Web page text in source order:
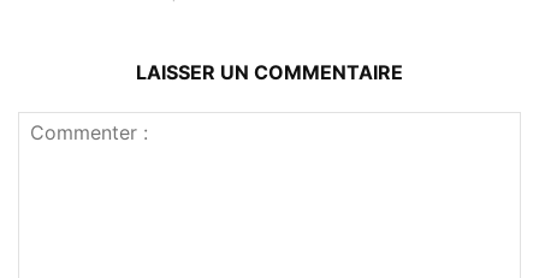
LAISSER UN COMMENTAIRE